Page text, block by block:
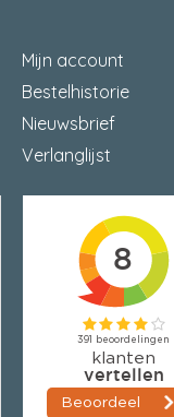
Mijn account
Bestelhistorie
Nieuwsbrief
Verlanglijst